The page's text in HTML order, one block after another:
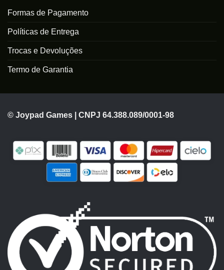
Formas de Pagamento
Políticas de Entrega
Trocas e Devoluções
Termo de Garantia
© Joypad Games | CNPJ 64.388.089/0001-98